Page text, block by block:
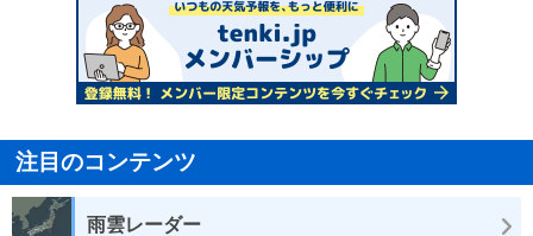
注目のコンテンツ
雨雲レーダー